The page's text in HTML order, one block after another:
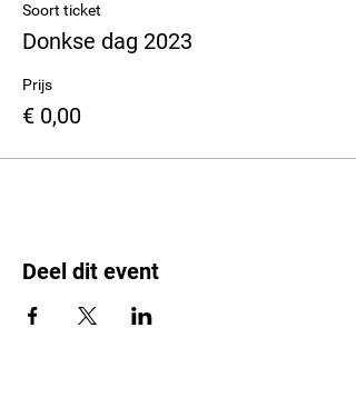
Soort ticket
Donkse dag 2023
Prijs
€ 0,00
Deel dit event